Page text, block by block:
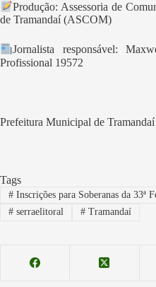
Produção: Assessoria de
de Tramandaí (ASCOM)
Jornalista responsável:
Profissional 19572
Prefeitura Municipal de Tramandaí
Tags
#Inscrições para Soberanas da 33ª
#serraelitoral #Tramandaí